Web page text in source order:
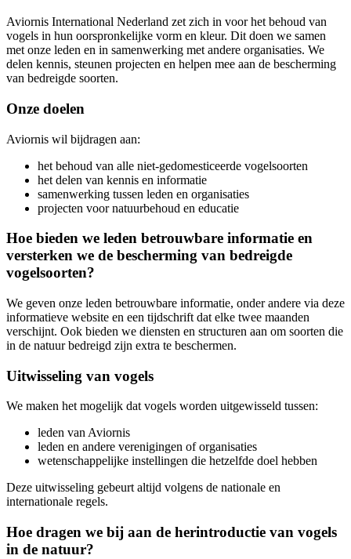
Aviornis International Nederland zet zich in voor het behoud van
vogels in hun oorspronkelijke vorm en kleur. Dit doen we samen
met onze leden en in samenwerking met andere organisaties. We
delen kennis, steunen projecten en helpen mee aan de bescherming
van bedreigde soorten.
Onze doelen
Aviornis wil bijdragen aan:
het behoud van alle niet-gedomesticeerde vogelsoorten
het delen van kennis en informatie
samenwerking tussen leden en organisaties
projecten voor natuurbehoud en educatie
Hoe bieden we leden betrouwbare informatie en
versterken we de bescherming van bedreigde
vogelsoorten?
We geven onze leden betrouwbare informatie, onder andere via deze
informatieve website en een tijdschrift dat elke twee maanden
verschijnt. Ook bieden we diensten en structuren aan om soorten die
in de natuur bedreigd zijn extra te beschermen.
Uitwisseling van vogels
We maken het mogelijk dat vogels worden uitgewisseld tussen:
leden van Aviornis
leden en andere verenigingen of organisaties
wetenschappelijke instellingen die hetzelfde doel hebben
Deze uitwisseling gebeurt altijd volgens de nationale en
internationale regels.
Hoe dragen we bij aan de herintroductie van vogels
in de natuur?